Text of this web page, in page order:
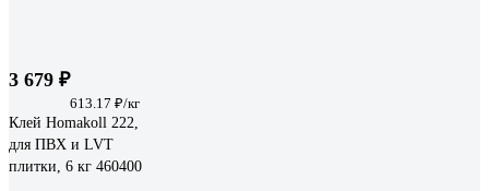
3 679 ₽
613.17 ₽/кг
Клей Homakoll 222,
для ПВХ и LVT
плитки, 6 кг 460400